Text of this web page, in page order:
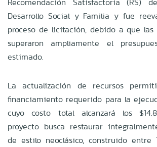
Desarrollo Social y Familia y fue
proceso de licitación, debido a que
superaron ampliamente el
estimado.
La actualización de recursos
financiamiento requerido para la
cuyo costo total alcanzará los
proyecto busca restaurar
de estilo neoclásico, construido entre